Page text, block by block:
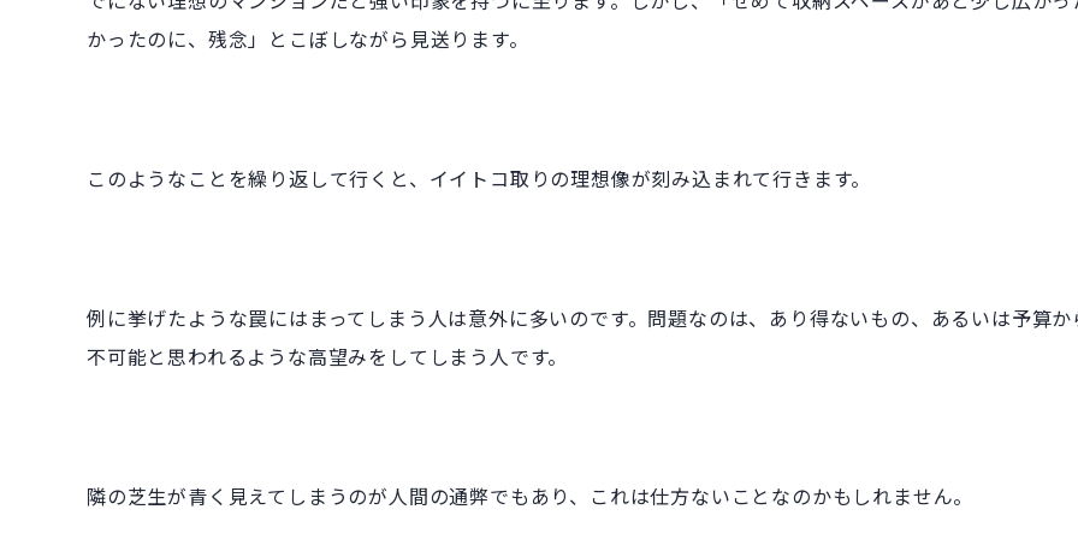
かったのに、残念」とこぼしながら見送ります。
このようなことを繰り返して行くと、イイトコ取りの理想像が刻み込まれて行きます。
例に挙げたような罠にはまってしまう人は意外に多いのです。問題なのは、あり得ないもの、あるいは予算か
不可能と思われるような高望みをしてしまう人です。
隣の芝生が青く見えてしまうのが人間の通弊でもあり、これは仕方ないことなのかもしれません。